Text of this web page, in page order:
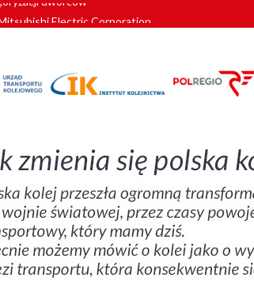
nowych EZT
Łatwiejsze dojazdy do pracy i szkoły